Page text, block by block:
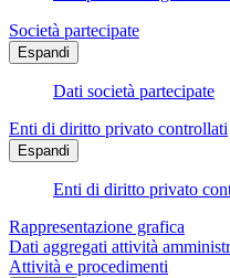
Società partecipate
Espandi
Dati società partecipate
Enti di diritto privato controllati
Espandi
Enti di diritto privato
Rappresentazione grafica
Dati aggregati attività
Attività e procedimenti